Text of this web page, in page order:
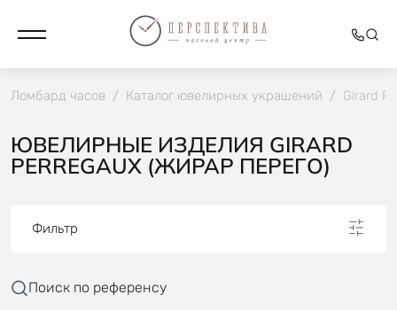
Ломбард часов / Каталог ювелирных украшений / Girard
ЮВЕЛИРНЫЕ ИЗДЕЛИЯ GIRARD
PERREGAUX (ЖИРАР ПЕРЕГО)
Фильтр
Поиск по референсу